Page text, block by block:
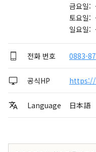
금요일:
토요일:
일요일:
전화 번호 0883-
공식HP
Language 日本語